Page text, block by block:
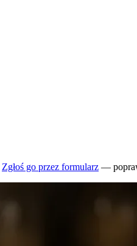
Zgłoś go przez formularz —